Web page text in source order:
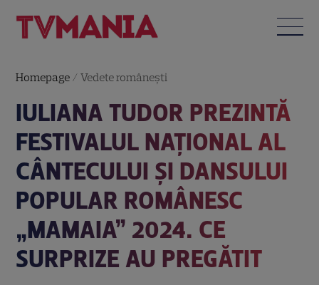
Homepage /Vedete româneşti
IULIANA TUDOR PREZINTĂ
FESTIVALUL NAŢIONAL AL
CÂNTECULUI ŞI DANSULUI
POPULAR ROMÂNESC
„MAMAIA” 2024. CE
SURPRIZE AU PREGĂTIT